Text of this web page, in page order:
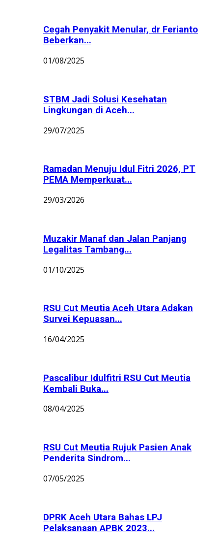
Cegah Penyakit Menular, dr Ferianto
Beberkan...
01/08/2025
STBM Jadi Solusi Kesehatan
Lingkungan di Aceh...
29/07/2025
Ramadan Menuju Idul Fitri 2026, PT
PEMA Memperkuat...
29/03/2026
Muzakir Manaf dan Jalan Panjang
Legalitas Tambang...
01/10/2025
RSU Cut Meutia Aceh Utara Adakan
Survei Kepuasan...
16/04/2025
Pascalibur Idulfitri RSU Cut Meutia
Kembali Buka...
08/04/2025
RSU Cut Meutia Rujuk Pasien Anak
Penderita Sindrom...
07/05/2025
DPRK Aceh Utara Bahas LPJ
Pelaksanaan APBK 2023...